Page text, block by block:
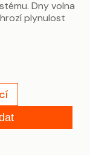
Dny volna
plynulost